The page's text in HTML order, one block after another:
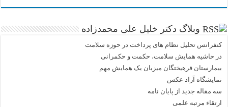
وبلاگ دکتر خلیل علی محمدزاده
کنفرانس تحلیل نظام های پرداخت در حوزه سلامت
در حاشیه همایش سلامت، حکمت و حکمرانی
بیمارستان فرهیختگان میزبان یک همایش مهم
نمایشگاه آزاد عکس
سه مقاله جدید از پایان نامه
ارتقاء مرتبه علمی